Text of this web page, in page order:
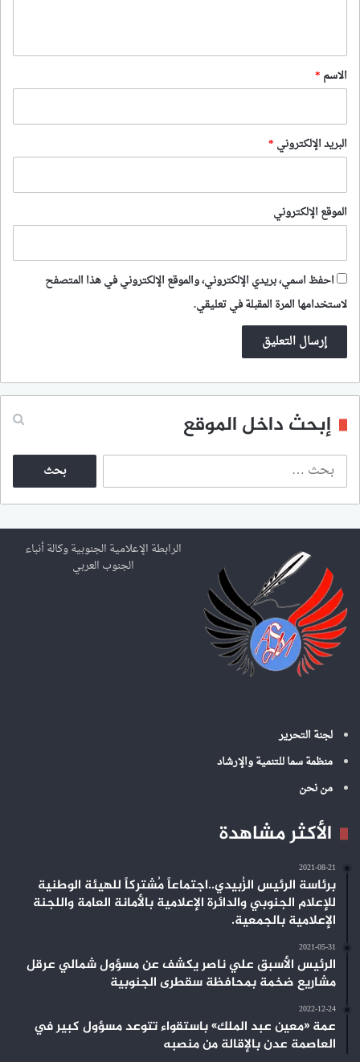
*
الاسم *
البريد الإلكتروني *
الموقع الإلكتروني
احفظ اسمي، بريدي الإلكتروني، والموقع الإلكتروني في هذا المتصفح
لاستخدامها المرة المقبلة في تعليقي.
إبحث داخل الموقع
ث
ع
ن
الرابطة الإعلامية الجنوبية وكالة أنباء
الجنوب العربي
لجنة التحرير
منظمة سما للتنمية والإرشاد
من نحن
الأكثر مشاهدة
2021-08-21
برئاسة الرئيس الزُبيدي..اجتماعاً مُشتركاً للهيئة الوطنية
للإعلام الجنوبي والدائرة الإعلامية بالأمانة العامة واللجنة
الإعلامية بالجمعية.
2021-05-31
الرئيس الأسبق علي ناصر يكشف عن مسؤول شمالي عرقل
مشاريع ضخمة بمحافظة سقطرى الجنوبية
2022-12-24
عمة «معين عبد الملك» باستقواء تتوعد مسؤول كبير في
العاصمة عدن بالإقالة من منصبه